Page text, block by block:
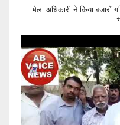
मेला अधिकारी ने किया बजारों